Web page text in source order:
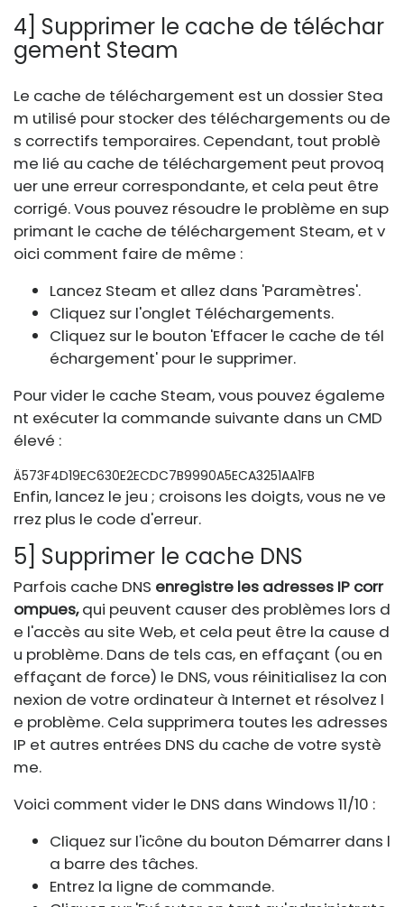
4] Supprimer le cache de téléchar
gement Steam
Le cache de téléchargement est un dossier Stea
m utilisé pour stocker des téléchargements ou de
s correctifs temporaires. Cependant, tout problè
me lié au cache de téléchargement peut provoq
uer une erreur correspondante, et cela peut être
corrigé. Vous pouvez résoudre le problème en sup
primant le cache de téléchargement Steam, et v
oici comment faire de même :
Lancez Steam et allez dans 'Paramètres'.
Cliquez sur l'onglet Téléchargements.
Cliquez sur le bouton 'Effacer le cache de tél
échargement' pour le supprimer.
Pour vider le cache Steam, vous pouvez égaleme
nt exécuter la commande suivante dans un CMD
élevé :
Ä573F4D19EC630E2ECDC7B9990A5ECA3251AA1FB
Enfin, lancez le jeu ; croisons les doigts, vous ne ve
rrez plus le code d'erreur.
5] Supprimer le cache DNS
Parfois cache DNS enregistre les adresses IP corr
ompues,qui peuvent causer des problèmes lors d
e l'accès au site Web, et cela peut être la cause d
u problème. Dans de tels cas, en effaçant (ou en
effaçant de force) le DNS, vous réinitialisez la con
nexion de votre ordinateur à Internet et résolvez l
e problème. Cela supprimera toutes les adresses
IP et autres entrées DNS du cache de votre systè
me.
Voici comment vider le DNS dans Windows 11/10 :
Cliquez sur l'icône du bouton Démarrer dans l
a barre des tâches.
Entrez la ligne de commande.